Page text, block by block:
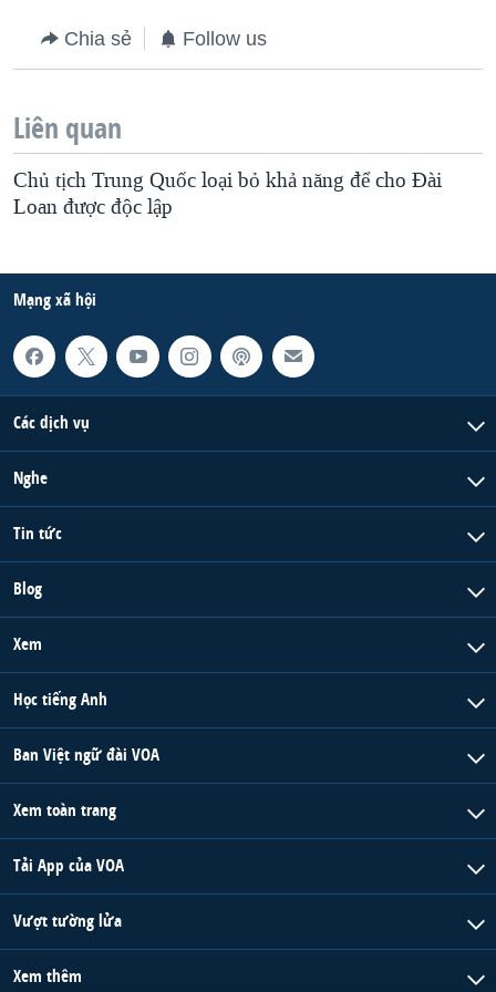
Chia sẻ Follow us
Liên quan
Chủ tịch Trung Quốc loại bỏ khả năng để cho Ðài
Loan được độc lập
Mạng xã hội
Các dịch vụ
Nghe
Tin tức
Blog
Xem
Học tiếng Anh
Ban Việt ngữ đài VOA
Xem toàn trang
Tải App của VOA
Vượt tường lửa
Xem thêm